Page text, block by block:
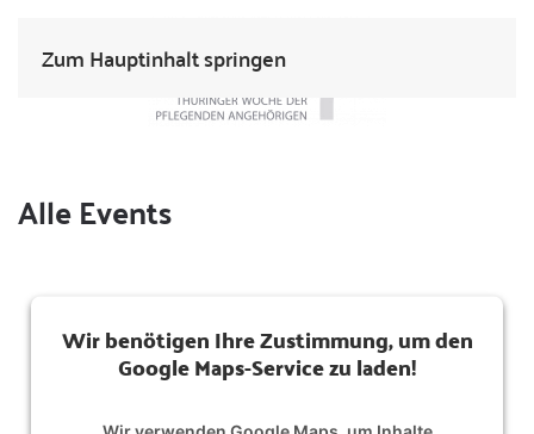
Zum Hauptinhalt springen
Alle Events
Wir benötigen Ihre Zustimmung, um den
Google Maps-Service zu laden!